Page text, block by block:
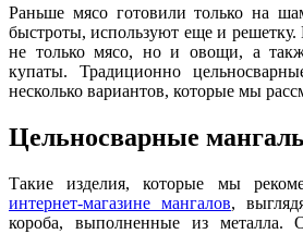
Раньше мясо готовили только на
быстроты, используют еще и
не только мясо, но и овощи, а
купаты. Традиционно
несколько вариантов, которые мы
Цельносварные
Такие изделия, которые мы
интернет-магазине мангалов,
короба, выполненные из металла.